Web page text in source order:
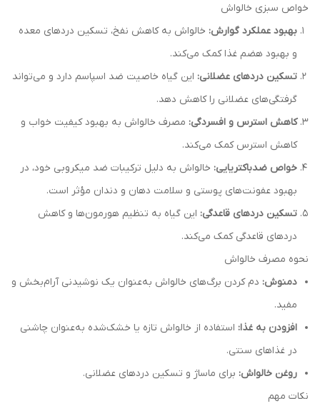
خواص سبزی خالواش
بهبود عملکرد گوارش: خالواش به کاهش نفخ، تسکین دردهای معده
و بهبود هضم غذا کمک می‌کند.
تسکین دردهای عضلانی: این گیاه خاصیت ضد اسپاسم دارد و می‌تواند
گرفتگی‌های عضلانی را کاهش دهد.
کاهش استرس و افسردگی: مصرف خالواش به بهبود کیفیت خواب و
کاهش استرس کمک می‌کند.
خواص ضدباکتریایی: خالواش به دلیل ترکیبات ضد میکروبی خود، در
بهبود عفونت‌های پوستی و سلامت دهان و دندان مؤثر است.
تسکین دردهای قاعدگی: این گیاه به تنظیم هورمون‌ها و کاهش
دردهای قاعدگی کمک می‌کند.
نحوه مصرف خالواش
دمنوش: دم کردن برگ‌های خالواش به‌عنوان یک نوشیدنی آرام‌بخش و
مفید.
افزودن به غذا: استفاده از خالواش تازه یا خشک‌شده به‌عنوان چاشنی
در غذاهای سنتی.
روغن خالواش: برای ماساژ و تسکین دردهای عضلانی.
نکات مهم